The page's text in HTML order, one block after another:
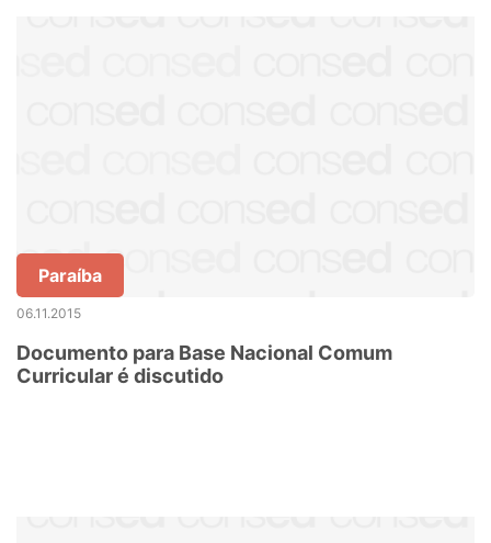
Paraíba
06.11.2015
Documento para Base Nacional Comum
Curricular é discutido